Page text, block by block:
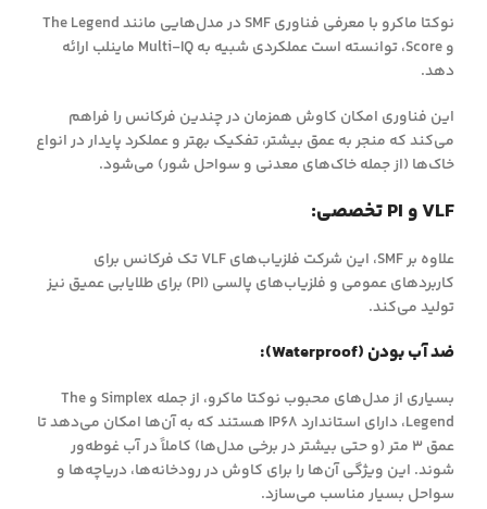
نوکتا ماکرو با معرفی فناوری SMF در مدل‌هایی مانند The Legend
و Score، توانسته است عملکردی شبیه به Multi-IQ ماینلب ارائه
دهد.
این فناوری امکان کاوش همزمان در چندین فرکانس را فراهم
می‌کند که منجر به عمق بیشتر، تفکیک بهتر و عملکرد پایدار در انواع
خاک‌ها (از جمله خاک‌های معدنی و سواحل شور) می‌شود.
VLF و PI تخصصی:
علاوه بر SMF، این شرکت فلزیاب‌های VLF تک فرکانس برای
کاربردهای عمومی و فلزیاب‌های پالسی (PI) برای طلایابی عمیق نیز
تولید می‌کند.
ضد آب بودن (Waterproof):
بسیاری از مدل‌های محبوب نوکتا ماکرو، از جمله Simplex و The
Legend، دارای استاندارد IP68 هستند که به آن‌ها امکان می‌دهد تا
عمق 3 متر (و حتی بیشتر در برخی مدل‌ها) کاملاً در آب غوطه‌ور
شوند. این ویژگی آن‌ها را برای کاوش در رودخانه‌ها، دریاچه‌ها و
سواحل بسیار مناسب می‌سازد.